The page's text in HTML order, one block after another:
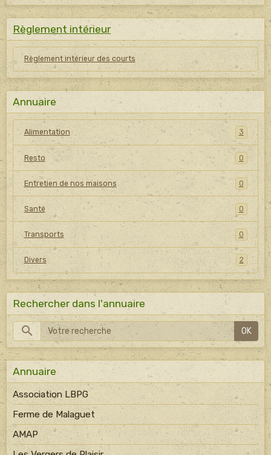
Règlement intérieur
Règlement intérieur des courts
Annuaire
Alimentation 3
Resto 0
Entretien de nos maisons 0
Santé 0
Transports 0
Divers 2
Rechercher dans l'annuaire
OK
Annuaire
Association LBPG
Ferme de Malaguet
AMAP